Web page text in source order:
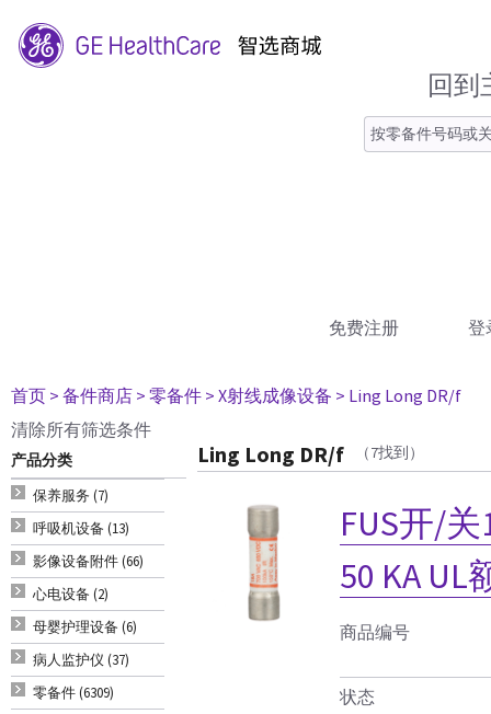
回到
免费注册 登
首页 > 备件商店 > 零备件 > X射线成像设备 > Ling Long DR/f
清除所有筛选条件
产品分类
保养服务 (7)
呼吸机设备 (13)
影像设备附件 (66)
心电设备 (2)
母婴护理设备 (6)
病人监护仪 (37)
零备件 (6309)
Ling Long DR/f （7找到）
FUS开/关
50 KA UL
商品编号
状态